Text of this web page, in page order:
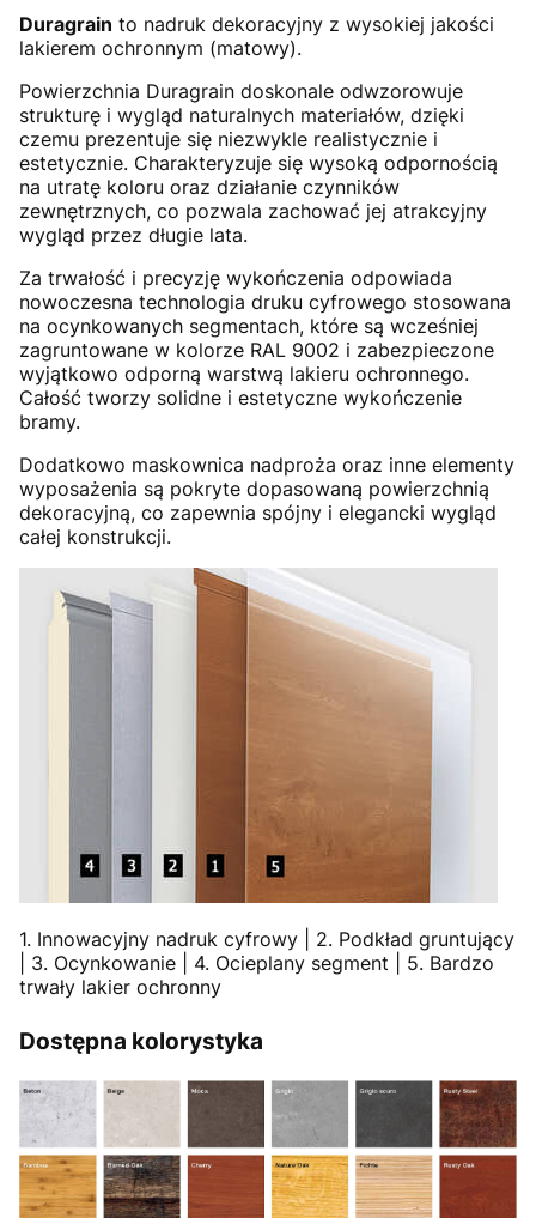
Duragrain to nadruk dekoracyjny z wysokiej jakości
lakierem ochronnym (matowy).
Powierzchnia Duragrain doskonale odwzorowuje
strukturę i wygląd naturalnych materiałów, dzięki
czemu prezentuje się niezwykle realistycznie i
estetycznie. Charakteryzuje się wysoką odpornością
na utratę koloru oraz działanie czynników
zewnętrznych, co pozwala zachować jej atrakcyjny
wygląd przez długie lata.
Za trwałość i precyzję wykończenia odpowiada
nowoczesna technologia druku cyfrowego stosowana
na ocynkowanych segmentach, które są wcześniej
zagruntowane w kolorze RAL 9002 i zabezpieczone
wyjątkowo odporną warstwą lakieru ochronnego.
Całość tworzy solidne i estetyczne wykończenie
bramy.
Dodatkowo maskownica nadproża oraz inne elementy
wyposażenia są pokryte dopasowaną powierzchnią
dekoracyjną, co zapewnia spójny i elegancki wygląd
całej konstrukcji.
1. Innowacyjny nadruk cyfrowy | 2. Podkład gruntujący
| 3. Ocynkowanie | 4. Ocieplany segment | 5. Bardzo
trwały lakier ochronny
Dostępna kolorystyka